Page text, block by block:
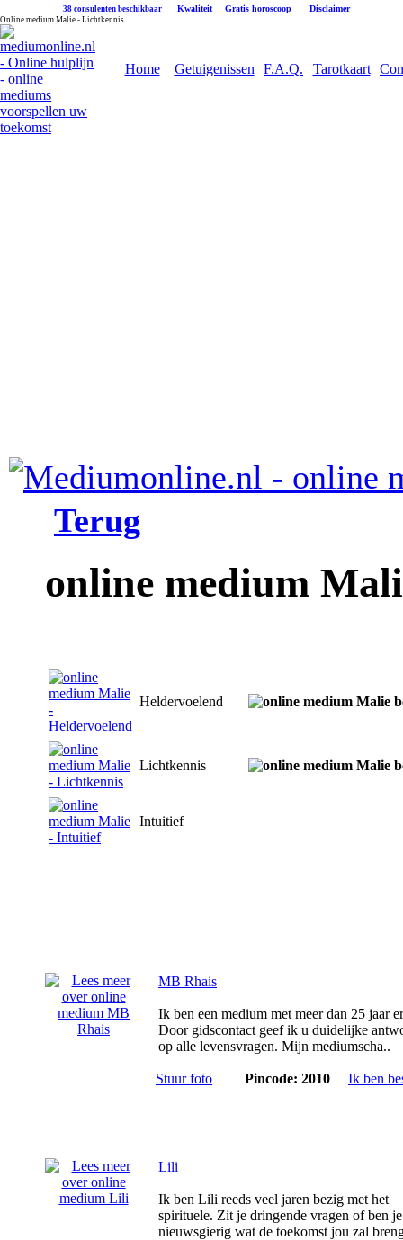
38 consulenten beschikbaar Kwaliteit Gratis horoscoop Disclaimer
Online medium Malie - Lichtkennis
Home Getuigenissen F.A.Q. Tarotkaart
Terug
online medium
Heldervoelend
Lichtkennis
Intuitief
MB Rhais
Ik ben een medium met meer dan 25 jaar
Door gidscontact geef ik u duidelijke
op alle levensvragen. Mijn mediumscha..
Stuur foto Pincode: 2010 Ik ben
Lili
Ik ben Lili reeds veel jaren bezig met het
spirituele. Zit je dringende vragen of ben je
nieuwsgierig wat de toekomst jou zal